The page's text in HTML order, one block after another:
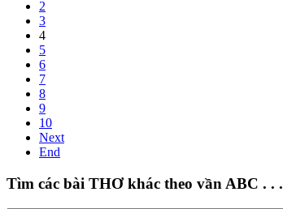
2
3
4
5
6
7
8
9
10
Next
End
Tìm các bài THƠ khác theo vần ABC . . .